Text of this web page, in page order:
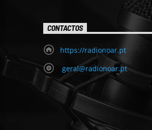
CONTACTOS
https://radionoar.pt
geral@radionoar.pt